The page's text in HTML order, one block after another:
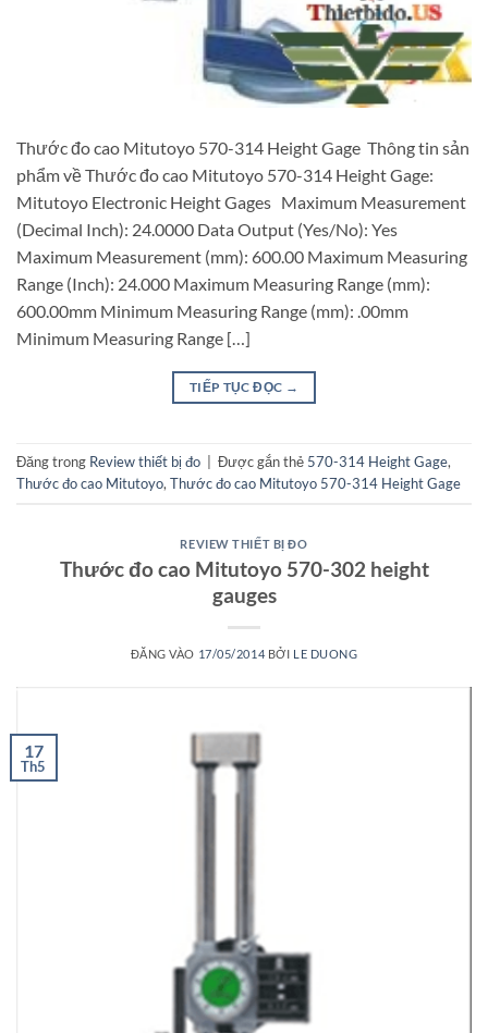
Thước đo cao Mitutoyo 570-314 Height Gage Thông tin sản
phẩm về Thước đo cao Mitutoyo 570-314 Height Gage:
Mitutoyo Electronic Height Gages Maximum Measurement
(Decimal Inch): 24.0000 Data Output (Yes/No): Yes
Maximum Measurement (mm): 600.00 Maximum Measuring
Range (Inch): 24.000 Maximum Measuring Range (mm):
600.00mm Minimum Measuring Range (mm): .00mm
Minimum Measuring Range […]
TIẾP TỤC ĐỌC →
Đăng trong Review thiết bị đo Được gắn thẻ 570-314 Height Gage,
Thước đo cao Mitutoyo,Thước đo cao Mitutoyo 570-314 Height Gage
REVIEW THIẾT BỊ ĐO
Thước đo cao Mitutoyo 570-302 height
gauges
ĐĂNG VÀO 17/05/2014 BỞI LE DUONG
17
Th5